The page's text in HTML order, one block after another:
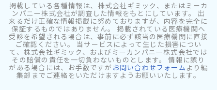
掲載している各種情報は、株式会社ギミック、またはミーカ
ンパニー株式会社が調査した情報をもとにしています。 出
来るだけ正確な情報掲載に努めておりますが、内容を完全に
保証するものではありません。 掲載されている医療機関へ
受診を希望される場合は、事前に必ず該当の医療機関に直接
ご確認ください。 当サービスによって生じた損害につい
て、株式会社ギミック、およびミーカンパニー株式会社では
その賠償の責任を一切負わないものとします。 情報に誤り
がある場合には、お手数ですが お問い合わせフォーム より編
集部までご連絡をいただけますようお願いいたします。